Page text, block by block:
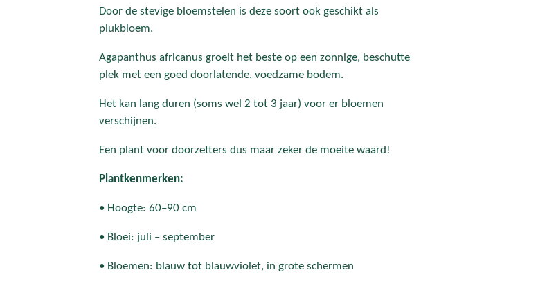
Door de stevige bloemstelen is deze soort ook geschikt als
plukbloem.
Agapanthus africanus groeit het beste op een zonnige, beschutte
plek met een goed doorlatende, voedzame bodem.
Het kan lang duren (soms wel 2 tot 3 jaar) voor er bloemen
verschijnen.
Een plant voor doorzetters dus maar zeker de moeite waard!
Plantkenmerken:
• Hoogte: 60–90 cm
• Bloei: juli – september
• Bloemen: blauw tot blauwviolet, in grote schermen